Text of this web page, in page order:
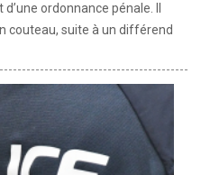
ordonnance pénale. Il
couteau, suite à un différend